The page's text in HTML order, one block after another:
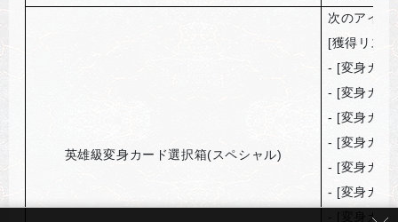
英雄級変身カード選択箱(スペシャル)
次のアイテ
[獲得リス
- [変身カー
- [変身カー
- [変身カー
- [変身カー
- [変身カー
- [変身カー
変身カ